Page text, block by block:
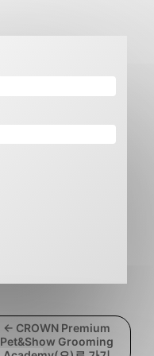
← CROWN Premium
Pet&Show Grooming